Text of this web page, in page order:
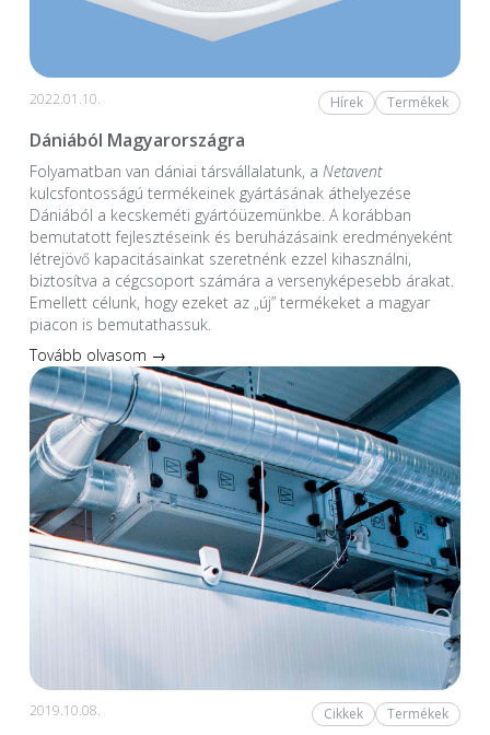
2022.01.10. Hírek Termékek
Dániából Magyarországra
Folyamatban van dániai társvállalatunk, a Netavent
kulcsfontosságú termékeinek gyártásának áthelyezése
Dániából a kecskeméti gyártóüzemünkbe. A korábban
bemutatott fejlesztéseink és beruházásaink eredményeként
létrejövő kapacitásainkat szeretnénk ezzel kihasználni,
biztosítva a cégcsoport számára a versenyképesebb árakat.
Emellett célunk, hogy ezeket az „új” termékeket a magyar
piacon is bemutathassuk.
Tovább olvasom →
2019.10.08. Cikkek Termékek